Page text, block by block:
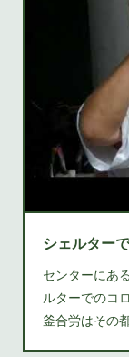
シェルター
センターにあ
ルターでのコ
釜合労はその